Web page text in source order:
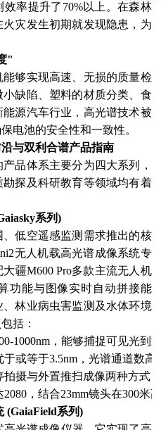
率提升了70%以上。在森林
灾发生初期就发现隐患，为
"
够实现高速、无损的质量检
缺陷、塑料的材质分类、食
源汽车行业，高光谱技术被
电池的安全性和一致性。
与双利合谱产品指南
品体系主要分为四大系列，
探及科研教育等领域均有着
系列)
低空遥感监测需求推出的核
无人机载高光谱成像系统专
疆M600 Pro多款主流无人机
功能与图像实时自动拼接能
林业病虫害监测及水体环境
括：
1000nm，能够捕捉可见光到
或等于3.5nm，光谱通道数
摄与外置推扫成像两种方式
，结合23mm镜头在300米
(GaiaField系列)